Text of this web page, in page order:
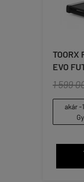
TOORX
EVO
1 599
akár -